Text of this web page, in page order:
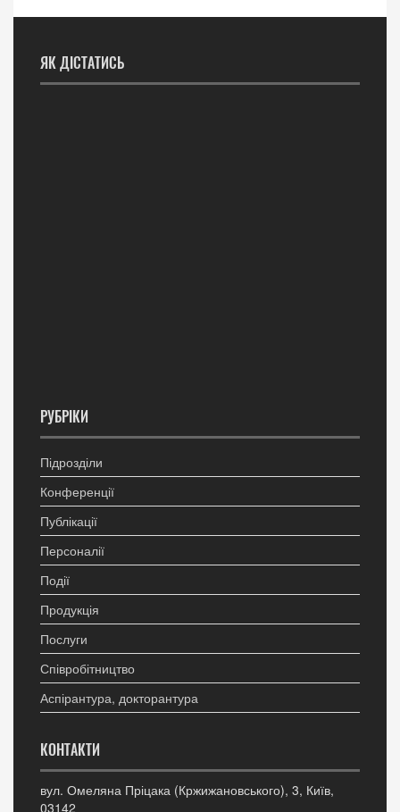
ЯК ДІСТАТИСЬ
РУБРІКИ
Підрозділи
Конференції
Публікації
Персоналії
Події
Продукція
Послуги
Співробітництво
Аспірантура, докторантура
КОНТАКТИ
вул. Омеляна Пріцака (Кржижановського), 3, Київ,
03142